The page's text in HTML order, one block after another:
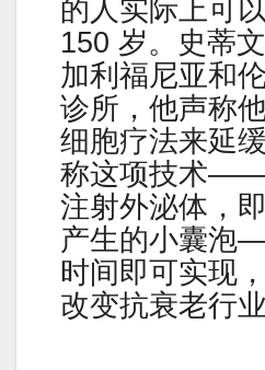
的人实际上可
150 岁。史蒂
加利福尼亚和
诊所，他声称
细胞疗法来延
称这项技术——
注射外泌体，
产生的小囊泡
时间即可实现
改变抗衰老行业